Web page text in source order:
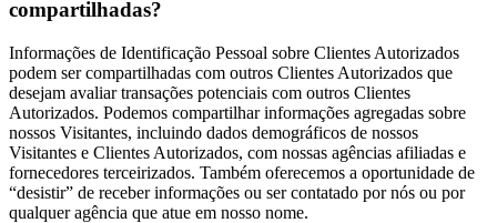
compartilhadas?
Informações de Identificação Pessoal sobre Clientes Autorizados
podem ser compartilhadas com outros Clientes Autorizados que
desejam avaliar transações potenciais com outros Clientes
Autorizados. Podemos compartilhar informações agregadas sobre
nossos Visitantes, incluindo dados demográficos de nossos
Visitantes e Clientes Autorizados, com nossas agências afiliadas e
fornecedores terceirizados. Também oferecemos a oportunidade de
“desistir” de receber informações ou ser contatado por nós ou por
qualquer agência que atue em nosso nome.